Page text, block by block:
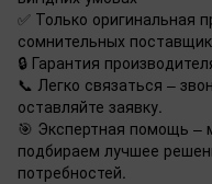
✅ Только оригинальная
сомнительных
🔒 Гарантия
📞 Легко связаться –
оставляйте заявку.
🎯 Экспертная помощь –
подбираем лучшее
потребностей.